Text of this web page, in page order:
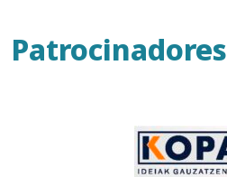
Patrocinadores